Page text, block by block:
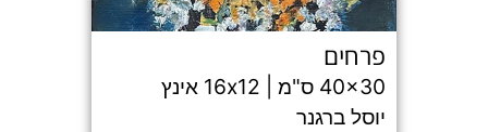
פרחים
40x30 ס"מ | 16x12 אינץ
יוסל ברגנר